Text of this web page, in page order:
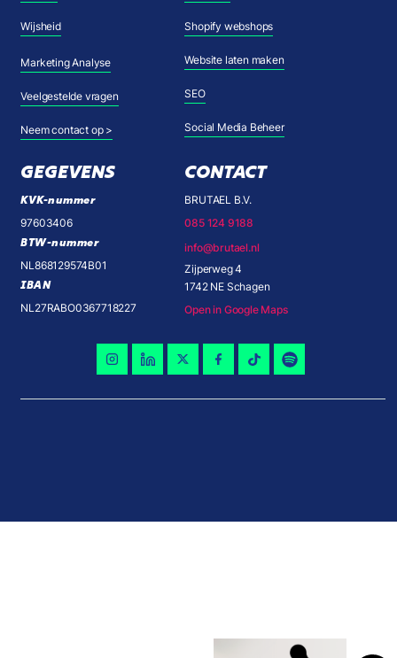
Wijsheid
Marketing Analyse
Veelgestelde vragen
Neem contact op >
Shopify webshops
Website laten maken
SEO
Social Media Beheer
GEGEVENS
KVK-nummer
97603406
BTW-nummer
NL868129574B01
IBAN
NL27RABO0367718227
CONTACT
BRUTAEL B.V.
085 124 9188
info@brutael.nl
Zijperweg 4
1742 NE Schagen
Open in Google Maps